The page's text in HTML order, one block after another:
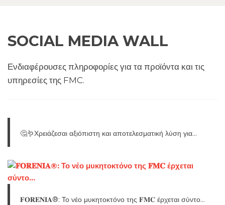
SOCIAL MEDIA WALL
Ενδιαφέρουσες πληροφορίες για τα προϊόντα και τις
υπηρεσίες της FMC.
🤔🪱Χρειάζεσαι αξιόπιστη και αποτελεσματική λύση για...
𝐅𝐎𝐑𝐄𝐍𝐈𝐀®: Το νέο μυκητοκτόνο της 𝐅𝐌𝐂 έρχεται σύντο...